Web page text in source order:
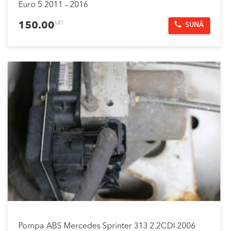
Euro 5 2011 – 2016
150.00 LEI SUNĂ
Pompa ABS Mercedes Sprinter 313 2.2CDI 2006